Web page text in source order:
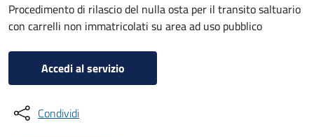
Procedimento di rilascio del nulla osta per il transito saltuario
con carrelli non immatricolati su area ad uso pubblico
Accedi al servizio
Condividi